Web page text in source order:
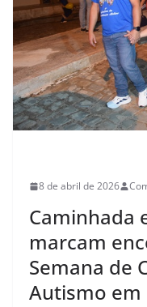
8 de abril de 2026
Caminhada
marcam
Semana de
Autismo em